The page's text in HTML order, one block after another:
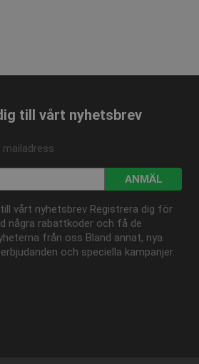
till vårt nyhetsbrev
mailadress
ANMÄL
vårt nyhetsbrev Registrera dig för
några rabattkoder och få de
från oss Bland annat, nya
och speciella kampanjer.